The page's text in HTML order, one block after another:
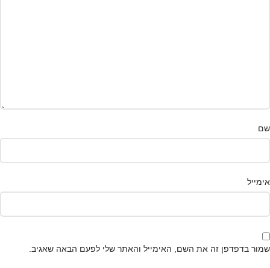
שם
אימייל
שמור בדפדפן זה את השם, האימייל והאתר שלי לפעם הבאה שאגיב.